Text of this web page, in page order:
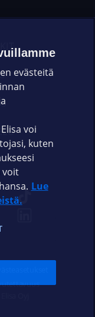
evästeitä
voi
kuten
voit
Lue